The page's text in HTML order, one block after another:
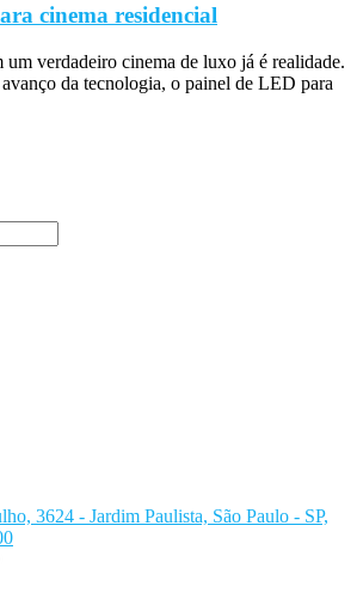
cinema residencial
um verdadeiro cinema de luxo já é realidade.
da tecnologia, o painel de LED para
3624 - Jardim Paulista, São Paulo - SP,